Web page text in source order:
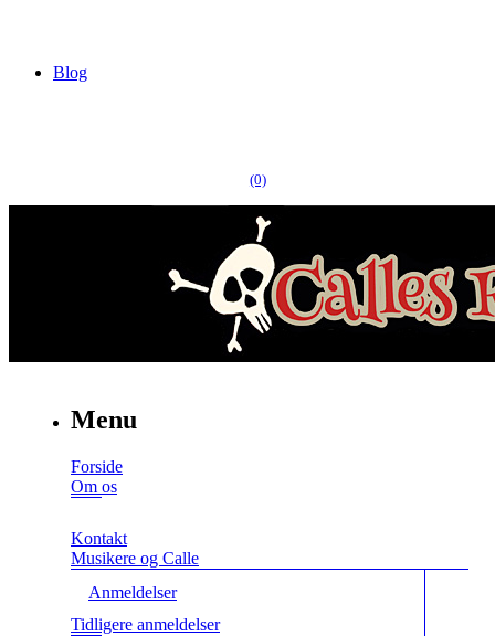
Blog
(0)
Menu
Forside
Om os
Kontakt
Musikere og Calle
Anmeldelser
Tidligere anmeldelser